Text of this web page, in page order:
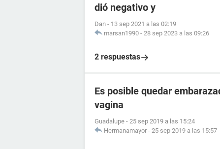
dió negativo y
Dan - 13 sep 2021 a las 02:19
marsan1990 - 28 sep 2023 a las 09:26
2 respuestas
Es posible quedar
vagina
Guadalupe - 25 sep 2019 a las 15:24
Hermanamayor - 25 sep 2019 a las 15:57